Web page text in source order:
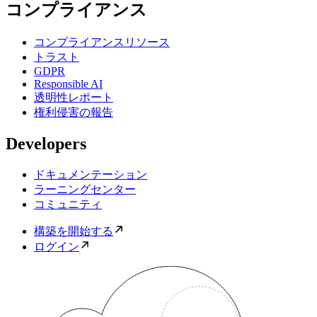
コンプライアンス
コンプライアンスリソース
トラスト
GDPR
Responsible AI
透明性レポート
権利侵害の報告
Developers
ドキュメンテーション
ラーニングセンター
コミュニティ
構築を開始する
ログイン